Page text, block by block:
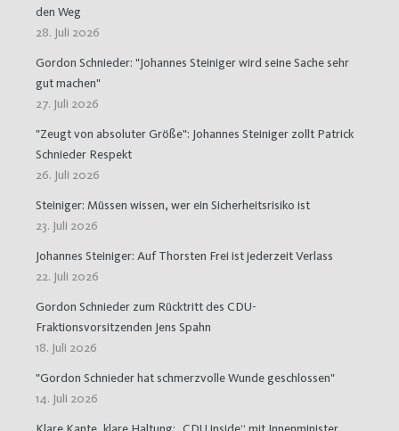
den Weg
28. Juli 2026
Gordon Schnieder: "Johannes Steiniger wird seine Sache sehr
gut machen"
27. Juli 2026
"Zeugt von absoluter Größe": Johannes Steiniger zollt Patrick
Schnieder Respekt
26. Juli 2026
Steiniger: Müssen wissen, wer ein Sicherheitsrisiko ist
23. Juli 2026
Johannes Steiniger: Auf Thorsten Frei ist jederzeit Verlass
22. Juli 2026
Gordon Schnieder zum Rücktritt des CDU-
Fraktionsvorsitzenden Jens Spahn
18. Juli 2026
"Gordon Schnieder hat schmerzvolle Wunde geschlossen"
14. Juli 2026